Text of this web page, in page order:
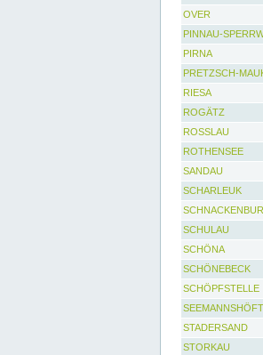
OVER
PINNAU-
PIRNA
PRETZSCH-
RIESA
ROGÄTZ
ROSSLAU
ROTHENSEE
SANDAU
SCHARLEUK
SCHULAU
SCHÖNA
SCHÖNEBECK
SCHÖPFSTELLE
SEEMANNSHÖFT
STADERSAND
STORKAU